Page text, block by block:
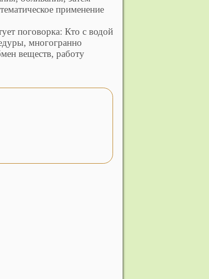
применение
поговорка: Кто с водой
многогранно
веществ, работу